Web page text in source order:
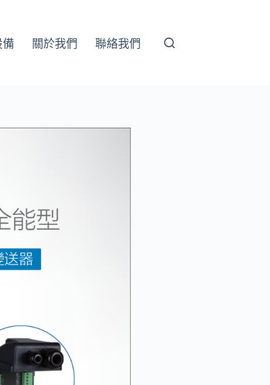
備 關於我們 聯絡我們